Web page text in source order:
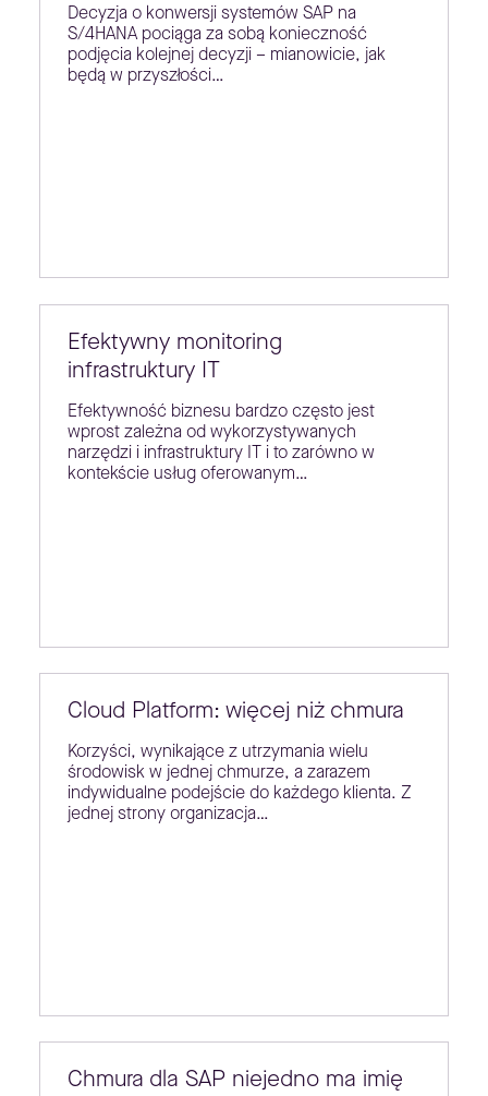
Decyzja o konwersji systemów SAP na
S/4HANA pociąga za sobą konieczność
podjęcia kolejnej decyzji – mianowicie, jak
będą w przyszłości…
Efektywny monitoring
infrastruktury IT
Efektywność biznesu bardzo często jest
wprost zależna od wykorzystywanych
narzędzi i infrastruktury IT i to zarówno w
kontekście usług oferowanym…
Cloud Platform: więcej niż chmura
Korzyści, wynikające z utrzymania wielu
środowisk w jednej chmurze, a zarazem
indywidualne podejście do każdego klienta. Z
jednej strony organizacja…
Chmura dla SAP niejedno ma imię